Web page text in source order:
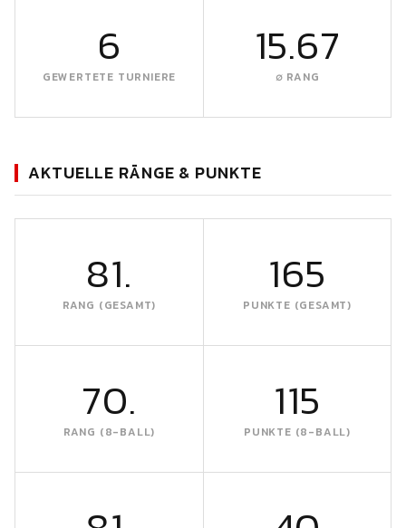
6
GEWERTETE TURNIERE
15.67
∅ RANG
AKTUELLE RÄNGE & PUNKTE
81.
RANG (GESAMT)
165
PUNKTE (GESAMT)
70.
RANG (8-BALL)
115
PUNKTE (8-BALL)